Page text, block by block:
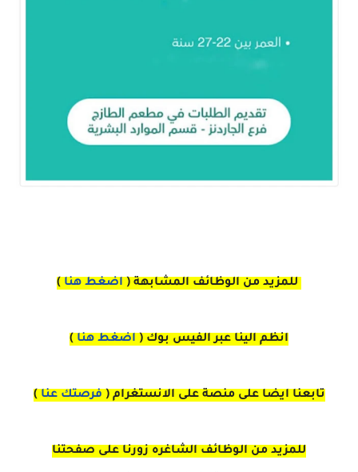
للمزيد من الوظائف المشابهة ( اضغط هنا )
انظم الينا عبر الفيس بوك ( اضغط هنا )
تابعنا ايضا على منصة على الانستغرام ( فرصتك عنا )
للمزيد من الوظائف الشاغره زورنا على صفحتنا